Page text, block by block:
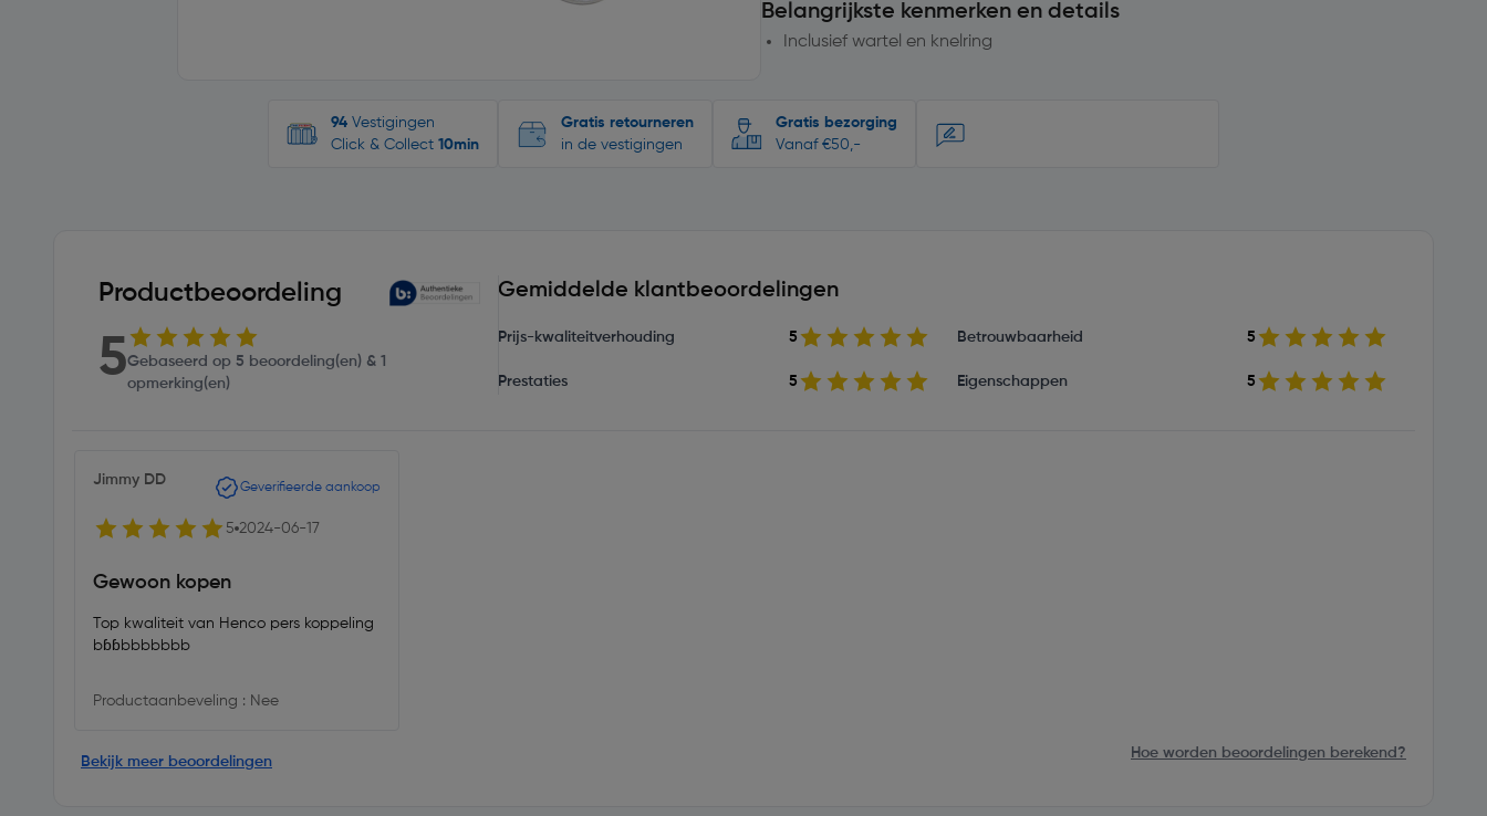
Belangrijkste kenmerken en details
Inclusief wartel en knelring
94 Vestigingen
Click & Collect 10min
Gratis retourneren
in de vestigingen
Gratis bezorging
Vanaf €50,-
Productbeoordeling
5Gebaseerd op 5 beoordeling(en) & 1
opmerking(en)
Gemiddelde klantbeoordelingen
Prijs-kwaliteitverhouding 5 Betrouwbaarheid 5
Prestaties 5 Eigenschappen 5
Jimmy DD Geverifieerde aankoop
5 2024-06-17
Gewoon kopen
Top kwaliteit van Henco pers koppeling
bɓɓbbbbbbb
Productaanbeveling : Nee
Bekijk meer beoordelingen
Hoe worden beoordelingen berekend?